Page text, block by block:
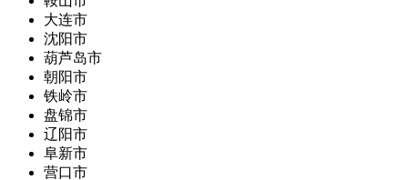
大连市
沈阳市
葫芦岛市
朝阳市
铁岭市
盘锦市
辽阳市
阜新市
营口市